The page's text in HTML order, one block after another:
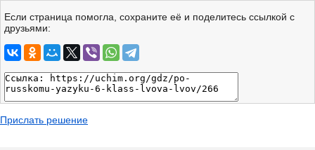
Если страница помогла, сохраните её и поделитесь ссылкой с
друзьями:
Прислать решение